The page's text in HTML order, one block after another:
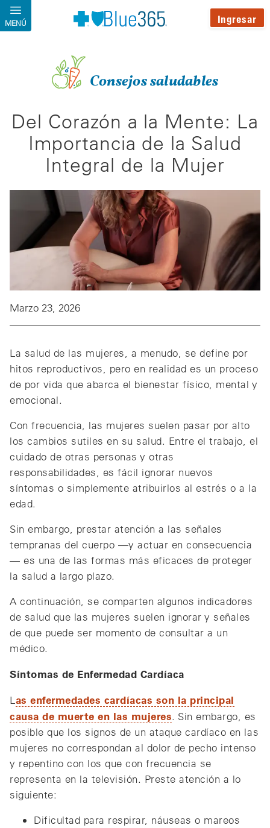
Pasar al contenido principal
MENÚ Ingresar
Consejos saludables
Del Corazón a la Mente: La
Importancia de la Salud
Integral de la Mujer
Marzo 23, 2026
La salud de las mujeres, a menudo, se define por
hitos reproductivos, pero en realidad es un proceso
de por vida que abarca el bienestar físico, mental y
emocional.
Con frecuencia, las mujeres suelen pasar por alto
los cambios sutiles en su salud. Entre el trabajo, el
cuidado de otras personas y otras
responsabilidades, es fácil ignorar nuevos
síntomas o simplemente atribuirlos al estrés o a la
edad.
Sin embargo, prestar atención a las señales
tempranas del cuerpo —y actuar en consecuencia
— es una de las formas más eficaces de proteger
la salud a largo plazo.
A continuación, se comparten algunos indicadores
de salud que las mujeres suelen ignorar y señales
de que puede ser momento de consultar a un
médico.
Síntomas de Enfermedad Cardíaca
L as enfermedades cardíacas son la principal
causa de muerte en las mujeres. Sin embargo, es
posible que los signos de un ataque cardíaco en las
mujeres no correspondan al dolor de pecho intenso
y repentino con los que con frecuencia se
representa en la televisión. Preste atención a lo
siguiente:
Dificultad para respirar, náuseas o mareos